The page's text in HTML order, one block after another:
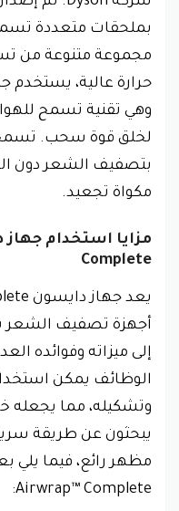
بملحقات متعددة
مجموعة متنوعة من
وهي تقنية تسمح
لخلق قوة سحب. تسمح
بتصفيف الشعر دون
مكواة تجعيد.
Complete
أجهزة تصفيف الشعر
إلى ميزاته وفوائده
الوظائف يمكن
وتشكيله، مما يجعله
يبحثون عن طريقة
مظهر رائع، فيما يلي
Airwrap™ Complete: